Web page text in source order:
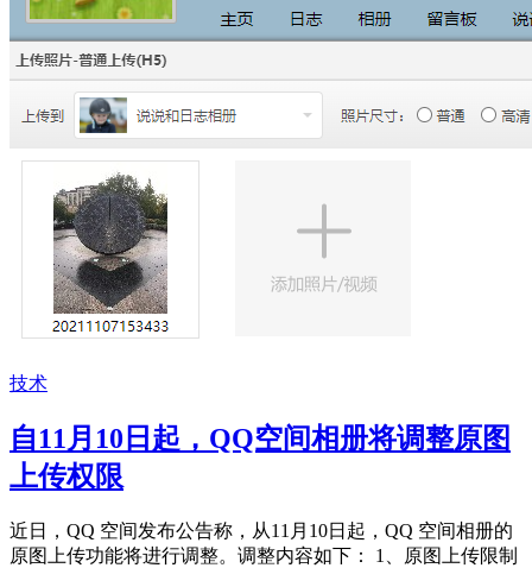
技术
自11月10日起，QQ空间相册将调整原图
上传权限
近日，QQ 空间发布公告称，从11月10日起，QQ 空间相册的
原图上传功能将进行调整。调整内容如下： 1、原图上传限制